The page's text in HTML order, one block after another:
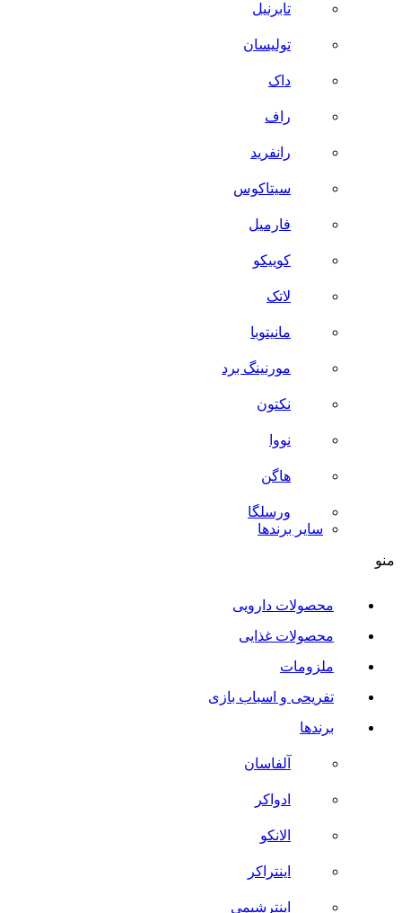
تابرنیل
تولیسان
داک
راف
رانفرید
سیتاکوس
فارمیل
کوییکو
لاتک
مانیتوبا
مورنینگ برد
نکتون
نووا
هاگن
ورسلگا
سایر برند‌ها
منو
محصولات دارویی
محصولات غذایی
ملزومات
تفریحی و اسباب بازی
برندها
آلفاسان
ادواکر
الانکو
اینتراکر
اینترشیمی